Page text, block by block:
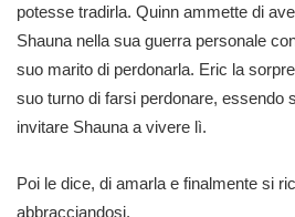
potesse tradirla. Quinn ammette di
Shauna nella sua guerra personale
suo marito di perdonarla. Eric la
suo turno di farsi perdonare, essendo
invitare Shauna a vivere lì.
Poi le dice, di amarla e finalmente si
abbracciandosi.